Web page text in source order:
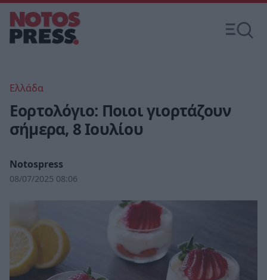
Ελλάδα
Εορτολόγιο: Ποιοι γιορτάζουν
σήμερα, 8 Ιουλίου
Notospress
08/07/2025 08:06